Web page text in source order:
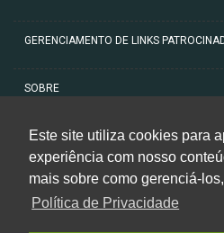
Este site utiliza cookies para
experiência com nosso
mais sobre como gerenciá-
Política de Privacidade
GERENCIAMENTO DE LINKS
SOBRE
ARTIGOS
CONTATO